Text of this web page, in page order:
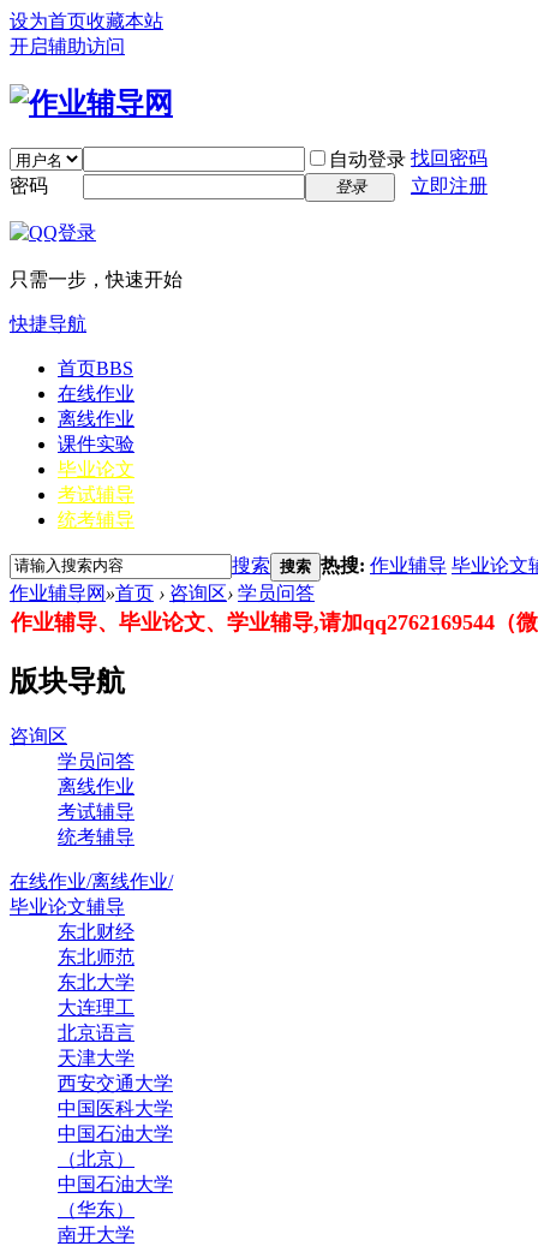
设为首页收藏本站
开启辅助访问
自动登录 找回密码
密码
登录 立即注册
只需一步，快速开始
快捷导航
首页BBS
在线作业
离线作业
课件实验
毕业论文
考试辅导
统考辅导
搜索 搜索 热搜: 作业辅导 毕业论文
作业辅导网 »首页 › 咨询区› 学员问答
作业辅导、毕业论文、学业辅导,请加qq2762169544（
版块导航
咨询区
学员问答
离线作业
考试辅导
统考辅导
在线作业/离线作业/
毕业论文辅导
东北财经
东北师范
东北大学
大连理工
北京语言
天津大学
西安交通大学
中国医科大学
中国石油大学
（北京）
中国石油大学
（华东）
南开大学